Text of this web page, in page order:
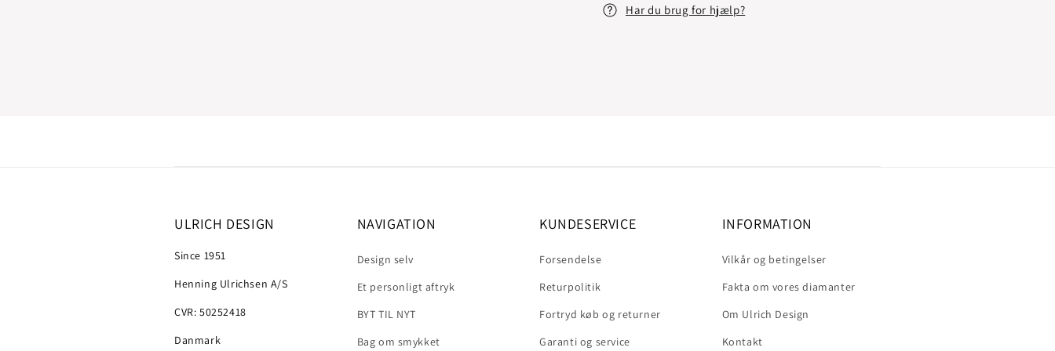
Har du brug for hjælp?
ULRICH DESIGN
Since 1951
Henning Ulrichsen A/S
CVR: 50252418
Danmark
NAVIGATION
Design selv
Et personligt aftryk
BYT TIL NYT
Bag om smykket
KUNDESERVICE
Forsendelse
Returpolitik
Fortryd køb og returner
Garanti og service
INFORMATION
Vilkår og betingelser
Fakta om vores diamanter
Om Ulrich Design
Kontakt